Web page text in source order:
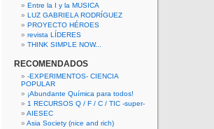
Entre la I y la MUSICA
LUZ GABRIELA RODRÍGUEZ
PROYECTO HÉROES
revista LÍDERES
THINK SIMPLE NOW...
RECOMENDADOS
-EXPERIMENTOS- CIENCIA
POPULAR
¡Abundante Química para todos!
1 RECURSOS Q / F / C / TIC -super-
AIESEC
Asia Society (nice and rich)